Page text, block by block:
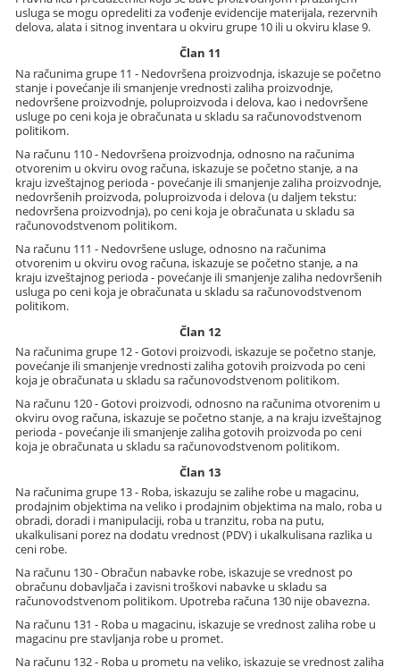
usluga se mogu opredeliti za vođenje evidencije materijala, rezervnih
delova, alata i sitnog inventara u okviru grupe 10 ili u okviru klase 9.
Član 11
Na računima grupe 11 - Nedovršena proizvodnja, iskazuje se početno
stanje i povećanje ili smanjenje vrednosti zaliha proizvodnje,
nedovršene proizvodnje, poluproizvoda i delova, kao i nedovršene
usluge po ceni koja je obračunata u skladu sa računovodstvenom
politikom.
Na računu 110 - Nedovršena proizvodnja, odnosno na računima
otvorenim u okviru ovog računa, iskazuje se početno stanje, a na
kraju izveštajnog perioda - povećanje ili smanjenje zaliha proizvodnje,
nedovršenih proizvoda, poluproizvoda i delova (u daljem tekstu:
nedovršena proizvodnja), po ceni koja je obračunata u skladu sa
računovodstvenom politikom.
Na računu 111 - Nedovršene usluge, odnosno na računima
otvorenim u okviru ovog računa, iskazuje se početno stanje, a na
kraju izveštajnog perioda - povećanje ili smanjenje zaliha nedovršenih
usluga po ceni koja je obračunata u skladu sa računovodstvenom
politikom.
Član 12
Na računima grupe 12 - Gotovi proizvodi, iskazuje se početno stanje,
povećanje ili smanjenje vrednosti zaliha gotovih proizvoda po ceni
koja je obračunata u skladu sa računovodstvenom politikom.
Na računu 120 - Gotovi proizvodi, odnosno na računima otvorenim u
okviru ovog računa, iskazuje se početno stanje, a na kraju izveštajnog
perioda - povećanje ili smanjenje zaliha gotovih proizvoda po ceni
koja je obračunata u skladu sa računovodstvenom politikom.
Član 13
Na računima grupe 13 - Roba, iskazuju se zalihe robe u magacinu,
prodajnim objektima na veliko i prodajnim objektima na malo, roba u
obradi, doradi i manipulaciji, roba u tranzitu, roba na putu,
ukalkulisani porez na dodatu vrednost (PDV) i ukalkulisana razlika u
ceni robe.
Na računu 130 - Obračun nabavke robe, iskazuje se vrednost po
obračunu dobavljača i zavisni troškovi nabavke u skladu sa
računovodstvenom politikom. Upotreba računa 130 nije obavezna.
Na računu 131 - Roba u magacinu, iskazuje se vrednost zaliha robe u
magacinu pre stavljanja robe u promet.
Na računu 132 - Roba u prometu na veliko, iskazuje se vrednost zaliha